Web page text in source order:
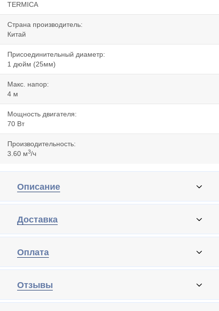
TERMIСA
Страна производитель:
Китай
Присоединительный диаметр:
1 дюйм (25мм)
Макс. напор:
4 м
Мощность двигателя:
70 Вт
Производительность:
3.60 м3/ч
Описание
Доставка
Оплата
Отзывы